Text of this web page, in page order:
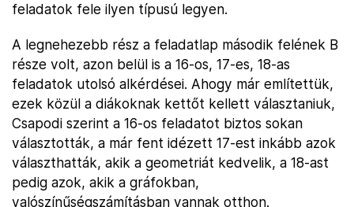
feladatok fele ilyen típusú legyen.
A legnehezebb rész a feladatlap második felének B
része volt, azon belül is a 16-os, 17-es, 18-as
feladatok utolsó alkérdései. Ahogy már említettük,
ezek közül a diákoknak kettőt kellett választaniuk,
Csapodi szerint a 16-os feladatot biztos sokan
választották, a már fent idézett 17-est inkább azok
választhatták, akik a geometriát kedvelik, a 18-ast
pedig azok, akik a gráfokban,
valószínűségszámításban vannak otthon.